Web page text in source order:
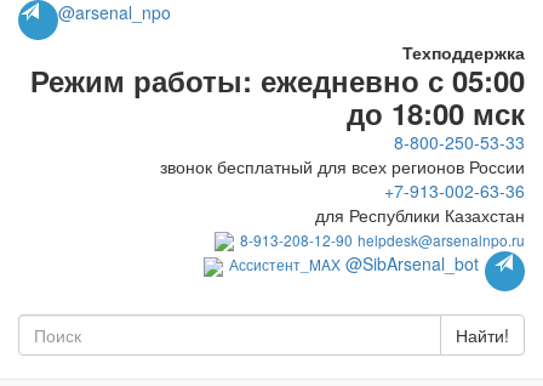
@arsenal_npo
Техподдержка
Режим работы: ежедневно с 05:00
до 18:00 мск
8-800-250-53-33
звонок бесплатный для всех регионов России
+7-913-002-63-36
для Республики Казахстан
8-913-208-12-90 helpdesk@arsenalnpo.ru
Ассистент_MAX @SibArsenal_bot
Найти!